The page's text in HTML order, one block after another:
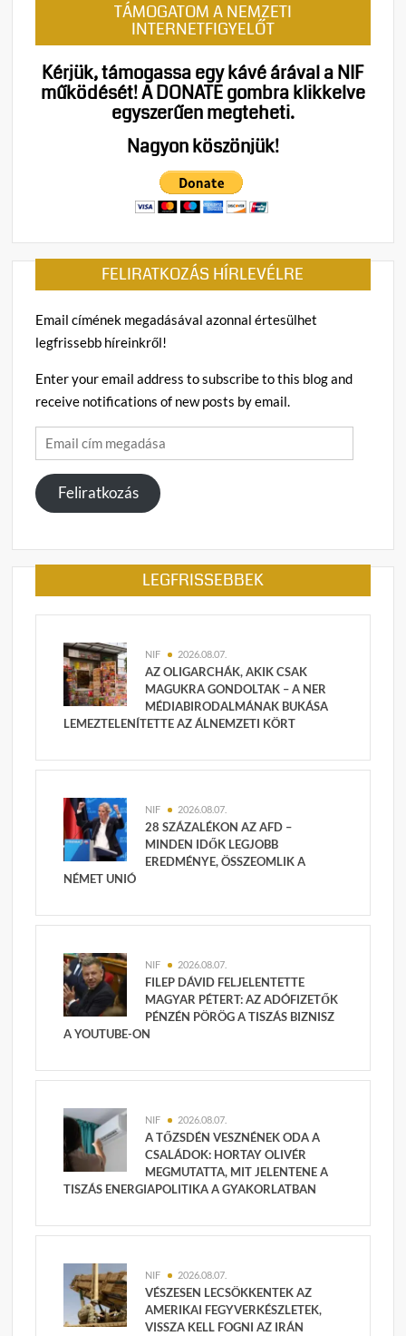
TÁMOGATOM A NEMZETI
INTERNETFIGYELŐT
Kérjük, támogassa egy kávé árával a NIF
működését!A DONATE gombra klikkelve
egyszerűen megteheti.
Nagyon köszönjük!
FELIRATKOZÁS HÍRLEVÉLRE
Email címének megadásával azonnal értesülhet
legfrissebb híreinkről!
Enter your email address to subscribe to this blog and
receive notifications of new posts by email.
Email
cím
megadása
Feliratkozás
LEGFRISSEBBEK
NIF 2026.08.07.
AZ OLIGARCHÁK, AKIK CSAK
MAGUKRA GONDOLTAK – A NER
MÉDIABIRODALMÁNAK BUKÁSA
LEMEZTELENÍTETTE AZ ÁLNEMZETI KÖRT
NIF 2026.08.07.
28 SZÁZALÉKON AZ AFD –
MINDEN IDŐK LEGJOBB
EREDMÉNYE, ÖSSZEOMLIK A
NÉMET UNIÓ
NIF 2026.08.07.
FILEP DÁVID FELJELENTETTE
MAGYAR PÉTERT: AZ ADÓFIZETŐK
PÉNZÉN PÖRÖG A TISZÁS BIZNISZ
A YOUTUBE-ON
NIF 2026.08.07.
A TŐZSDÉN VESZNÉNEK ODA A
CSALÁDOK: HORTAY OLIVÉR
MEGMUTATTA, MIT JELENTENE A
TISZÁS ENERGIAPOLITIKA A GYAKORLATBAN
NIF 2026.08.07.
VÉSZESEN LECSÖKKENTEK AZ
AMERIKAI FEGYVERKÉSZLETEK,
VISSZA KELL FOGNI AZ IRÁN